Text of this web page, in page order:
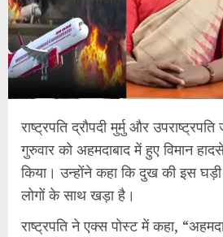
राष्ट्रपति द्रौपदी मुर्मु और
गुरुवार को अहमदाबाद में हुए विमान
किया। उन्होंने कहा कि दुख की इस घड़ी
लोगों के साथ खड़ा है।
राष्ट्रपति ने एक्स पोस्ट में कहा,